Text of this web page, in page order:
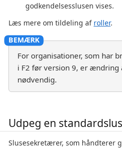
godkendelsesslusen vises.
Læs mere om tildeling af roller.
For organisationer, som har
i F2 før version 9, er
nødvendig.
Udpeg en
Slusesekretærer, som håndterer